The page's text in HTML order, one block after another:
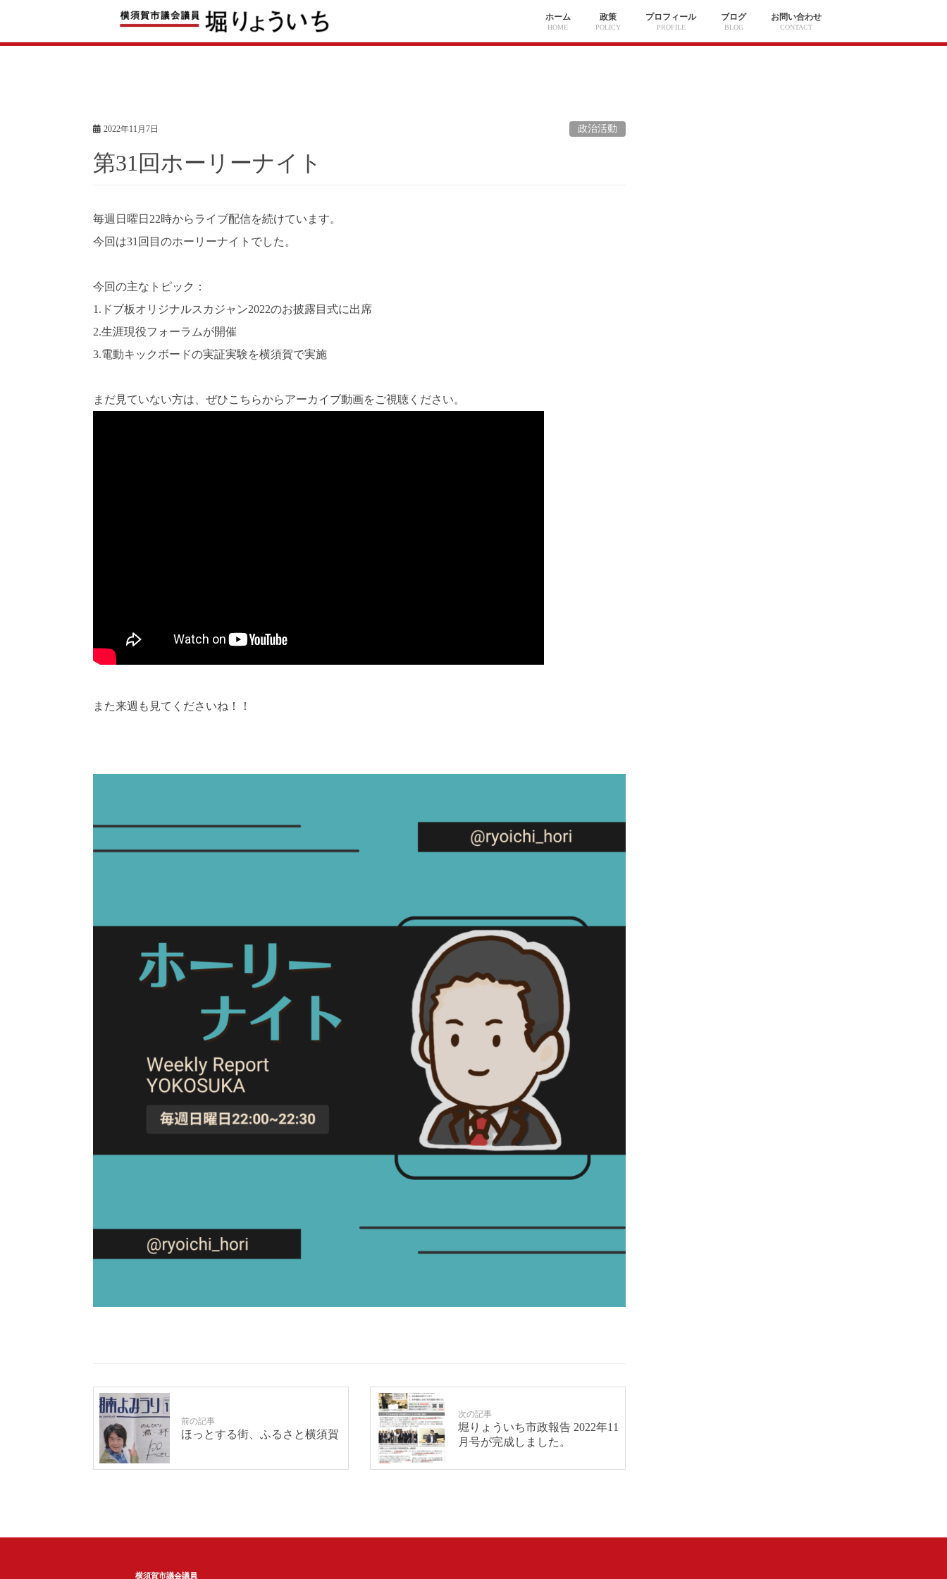
ホーム 政策 プロフィール ブログ お問い合わせ
2022年11月7日 政治活動
第31回ホーリーナイト
毎週日曜日22時からライブ配信を続けています。
今回は31回目のホーリーナイトでした。
今回の主なトピック：
1.ドブ板オリジナルスカジャン2022のお披露目式に出席
2.生涯現役フォーラムが開催
3.電動キックボードの実証実験を横須賀で実施
まだ見ていない方は、ぜひこちらからアーカイブ動画をご視聴ください。
また来週も見てくださいね！！
前の記事
ほっとする街、ふるさと横須賀
次の記事
堀りょういち市政報告 2022年11
月号が完成しました。
横須賀市議会議員